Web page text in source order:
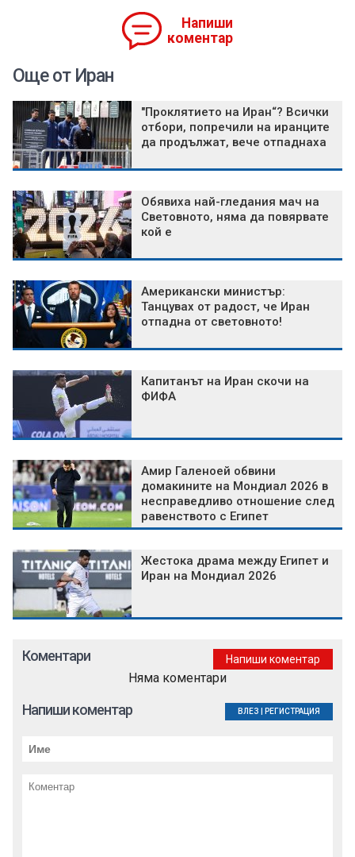
Напиши
коментар
Още от Иран
"Проклятието на Иран“? Всички
отбори, попречили на иранците
да продължат, вече отпаднаха
Обявиха най-гледания мач на
Световното, няма да повярвате
кой е
Американски министър:
Танцувах от радост, че Иран
отпадна от световното!
Капитанът на Иран скочи на
ФИФА
Амир Галеноей обвини
домакините на Мондиал 2026 в
несправедливо отношение след
равенството с Египет
Жестока драма между Египет и
Иран на Мондиал 2026
Коментари Напиши коментар
Няма коментари
Напиши коментар ВЛЕЗ РЕГИСТРАЦИЯ